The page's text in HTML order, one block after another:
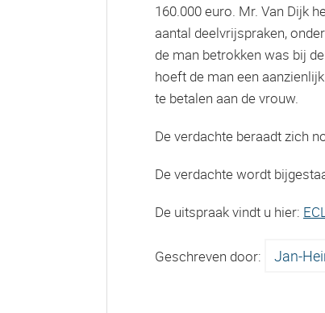
160.000 euro. Mr. Van Dijk
aantal deelvrijspraken,
de man betrokken was bij
hoeft de man een
te betalen aan de vrouw.
De verdachte beraadt zich
De verdachte wordt
De uitspraak vindt u hier:
Geschreven door: Jan-